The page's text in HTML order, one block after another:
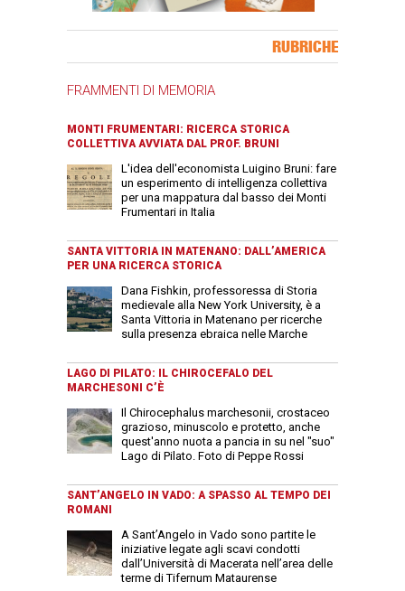
RUBRICHE
FRAMMENTI DI MEMORIA
MONTI FRUMENTARI: RICERCA STORICA
COLLETTIVA AVVIATA DAL PROF. BRUNI
L'idea dell'economista Luigino Bruni: fare
un esperimento di intelligenza collettiva
per una mappatura dal basso dei Monti
Frumentari in Italia
SANTA VITTORIA IN MATENANO: DALL’AMERICA
PER UNA RICERCA STORICA
Dana Fishkin, professoressa di Storia
medievale alla New York University, è a
Santa Vittoria in Matenano per ricerche
sulla presenza ebraica nelle Marche
LAGO DI PILATO: IL CHIROCEFALO DEL
MARCHESONI C’È
Il Chirocephalus marchesonii, crostaceo
grazioso, minuscolo e protetto, anche
quest'anno nuota a pancia in su nel "suo"
Lago di Pilato. Foto di Peppe Rossi
SANT’ANGELO IN VADO: A SPASSO AL TEMPO DEI
ROMANI
A Sant’Angelo in Vado sono partite le
iniziative legate agli scavi condotti
dall’Università di Macerata nell’area delle
terme di Tifernum Mataurense